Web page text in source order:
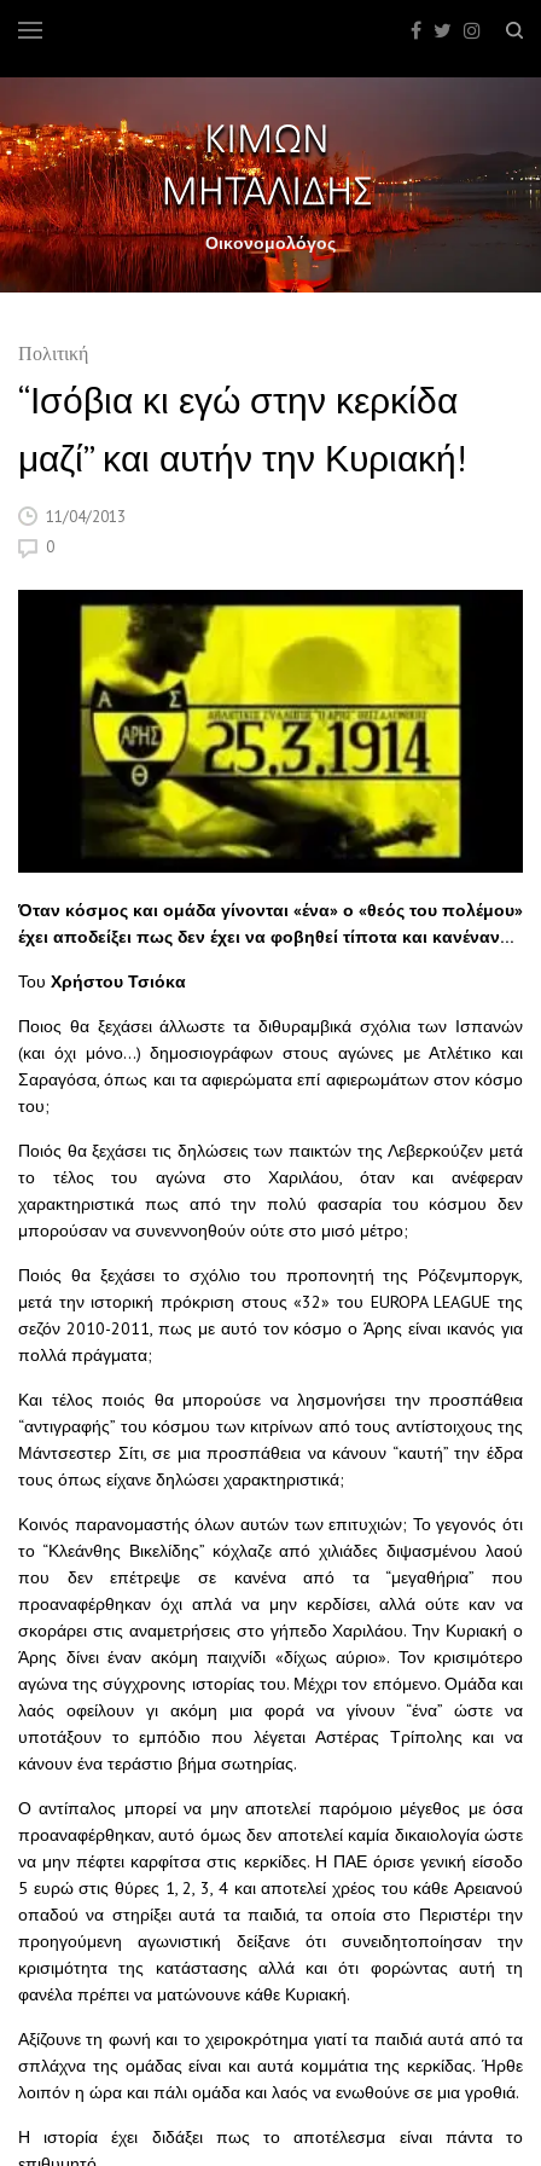
Οικονομολόγος
Πολιτική
“Ισόβια κι εγώ στην κερκίδα
μαζί” και αυτήν την Κυριακή!
11/04/2013
0
Όταν κόσμος και ομάδα γίνονται «ένα» ο «θεός του πολέμου»
έχει αποδείξει πως δεν έχει να φοβηθεί τίποτα και κανέναν…
Του Χρήστου Τσιόκα
Ποιος θα ξεχάσει άλλωστε τα διθυραμβικά σχόλια των Ισπανών
(και όχι μόνο…) δημοσιογράφων στους αγώνες με Ατλέτικο και
Σαραγόσα, όπως και τα αφιερώματα επί αφιερωμάτων στον κόσμο
του;
Ποιός θα ξεχάσει τις δηλώσεις των παικτών της Λεβερκούζεν μετά
το τέλος του αγώνα στο Χαριλάου, όταν και ανέφεραν
χαρακτηριστικά πως από την πολύ φασαρία του κόσμου δεν
μπορούσαν να συνεννοηθούν ούτε στο μισό μέτρο;
Ποιός θα ξεχάσει το σχόλιο του προπονητή της Ρόζενμποργκ,
μετά την ιστορική πρόκριση στους «32» του EUROPA LEAGUE της
σεζόν 2010-2011, πως με αυτό τον κόσμο ο Άρης είναι ικανός για
πολλά πράγματα;
Και τέλος ποιός θα μπορούσε να λησμονήσει την προσπάθεια
“αντιγραφής” του κόσμου των κιτρίνων από τους αντίστοιχους της
Μάντσεστερ Σίτι, σε μια προσπάθεια να κάνουν “καυτή” την έδρα
τους όπως είχανε δηλώσει χαρακτηριστικά;
Κοινός παρανομαστής όλων αυτών των επιτυχιών; Το γεγονός ότι
το “Κλεάνθης Βικελίδης” κόχλαζε από χιλιάδες διψασμένου λαού
που δεν επέτρεψε σε κανένα από τα “μεγαθήρια” που
προαναφέρθηκαν όχι απλά να μην κερδίσει, αλλά ούτε καν να
σκοράρει στις αναμετρήσεις στο γήπεδο Χαριλάου. Την Κυριακή ο
Άρης δίνει έναν ακόμη παιχνίδι «δίχως αύριο». Τον κρισιμότερο
αγώνα της σύγχρονης ιστορίας του. Μέχρι τον επόμενο. Ομάδα και
λαός οφείλουν γι ακόμη μια φορά να γίνουν “ένα” ώστε να
υποτάξουν το εμπόδιο που λέγεται Αστέρας Τρίπολης και να
κάνουν ένα τεράστιο βήμα σωτηρίας.
Ο αντίπαλος μπορεί να μην αποτελεί παρόμοιο μέγεθος με όσα
προαναφέρθηκαν, αυτό όμως δεν αποτελεί καμία δικαιολογία ώστε
να μην πέφτει καρφίτσα στις κερκίδες. Η ΠΑΕ όρισε γενική είσοδο
5 ευρώ στις θύρες 1, 2, 3, 4 και αποτελεί χρέος του κάθε Αρειανού
οπαδού να στηρίξει αυτά τα παιδιά, τα οποία στο Περιστέρι την
προηγούμενη αγωνιστική δείξανε ότι συνειδητοποίησαν την
κρισιμότητα της κατάστασης αλλά και ότι φορώντας αυτή τη
φανέλα πρέπει να ματώνουνε κάθε Κυριακή.
Αξίζουνε τη φωνή και το χειροκρότημα γιατί τα παιδιά αυτά από τα
σπλάχνα της ομάδας είναι και αυτά κομμάτια της κερκίδας. Ήρθε
λοιπόν η ώρα και πάλι ομάδα και λαός να ενωθούνε σε μια γροθιά.
Η ιστορία έχει διδάξει πως το αποτέλεσμα είναι πάντα το